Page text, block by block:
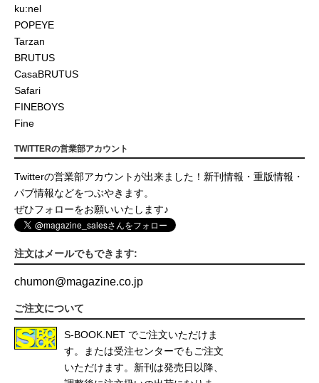
ku:nel
POPEYE
Tarzan
BRUTUS
CasaBRUTUS
Safari
FINEBOYS
Fine
TWITTERの営業部アカウント
Twitterの営業部アカウントが出来ました！新刊情報・重版情報・
パブ情報などをつぶやきます。
ぜひフォローをお願いいたします♪
注文はメールでもできます:
chumon@magazine.co.jp
ご注文について
S-BOOK.NET でご注文いただけま
す。または受注センターでもご注文
いただけます。新刊は発売日以降、